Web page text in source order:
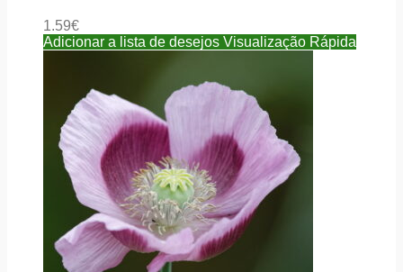
1.59€
Adicionar a lista de desejos Visualização Rápida